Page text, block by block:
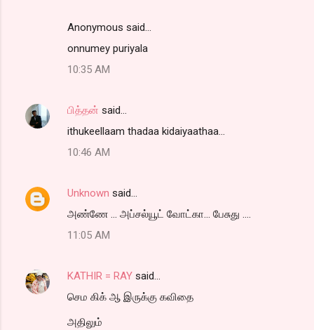
Anonymous said…
onnumey puriyala
10:35 AM
பித்தன் said…
ithukeellaam thadaa kidaiyaathaa...
10:46 AM
Unknown said…
அண்ணே ... அப்சல்யூட் வோட்கா... பேசுது ....
11:05 AM
KATHIR = RAY said…
செம கிக் ஆ இருக்கு கவிதை
அதிலும்